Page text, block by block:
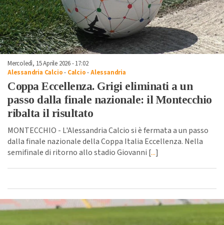
Mercoledì, 15 Aprile 2026 - 17:02
Alessandria Calcio- Calcio-Alessandria
Coppa Eccellenza. Grigi eliminati a un
passo dalla finale nazionale: il Montecchio
ribalta il risultato
MONTECCHIO - L'Alessandria Calcio si è fermata a un passo
dalla finale nazionale della Coppa Italia Eccellenza. Nella
semifinale di ritorno allo stadio Giovanni [...]